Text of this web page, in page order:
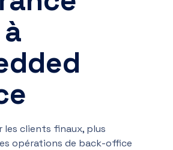
les clients finaux, plus
opérations de back-office